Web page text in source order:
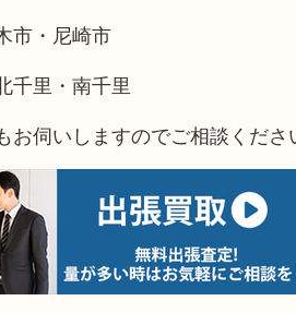
市・尼崎市
千里・南千里
お伺いしますのでご相談くださ